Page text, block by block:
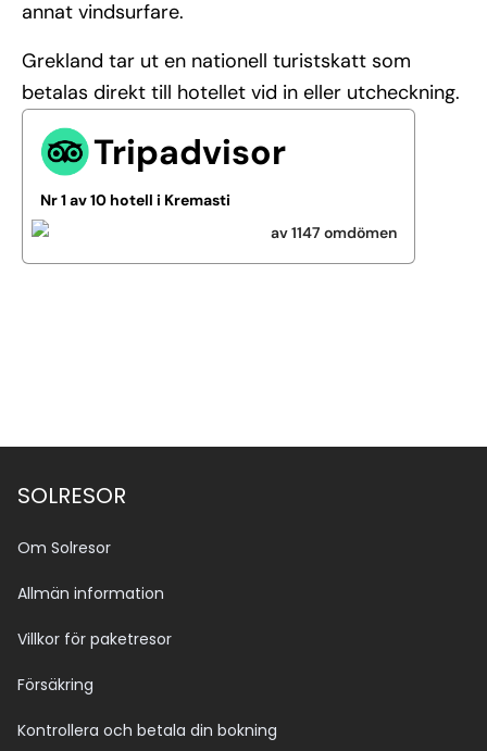
annat vindsurfare.
Grekland tar ut en nationell turistskatt som
betalas direkt till hotellet vid in eller utcheckning.
Tripadvisor
Nr 1 av 10 hotell i Kremasti
av 1147 omdömen
SOLRESOR
Om Solresor
Allmän information
Villkor för paketresor
Försäkring
Kontrollera och betala din bokning